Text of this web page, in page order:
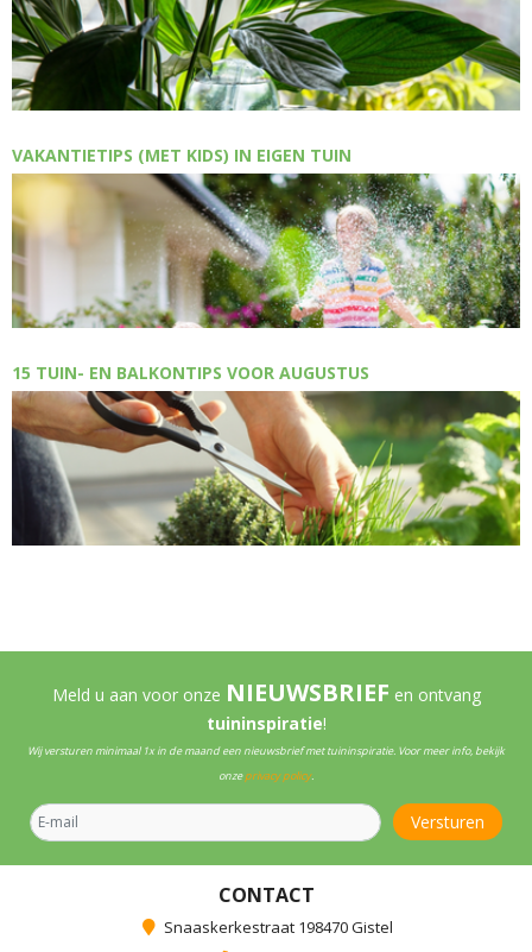
VAKANTIETIPS (MET KIDS) IN EIGEN TUIN
15 TUIN- EN BALKONTIPS VOOR AUGUSTUS
Meld u aan voor onze NIEUWSBRIEF en ontvang
tuininspiratie!
Wij versturen minimaal 1x in de maand een nieuwsbrief met tuininspiratie. Voor meer info, bekijk
onzeprivacy policy.
CONTACT
Snaaskerkestraat 198470 Gistel